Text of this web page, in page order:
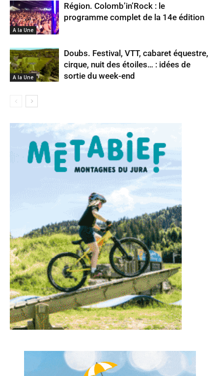
A la Une
Région. Colomb’in’Rock : le
programme complet de la 14e édition
A la Une
Doubs. Festival, VTT, cabaret équestre,
cirque, nuit des étoiles… : idées de
sortie du week-end